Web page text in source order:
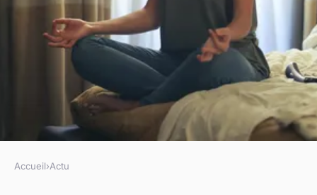
Accueil›Actu